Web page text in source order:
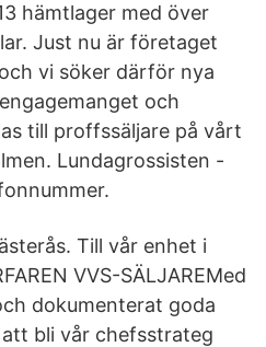
hämtlager med över
Just nu är företaget
vi söker därför nya
och
till proffssäljare på vårt
Lundagrossisten -
Till vår enhet i
VVS-SÄLJAREMed
dokumenterat goda
bli vår chefsstrateg